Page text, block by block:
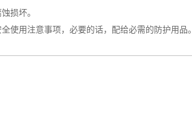
损坏。
用注意事项，必要的话，配给必需的防护用品。